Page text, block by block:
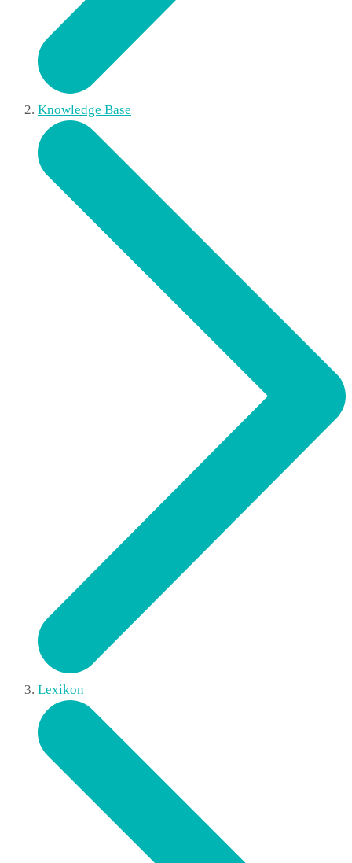
Knowledge Base
Lexikon